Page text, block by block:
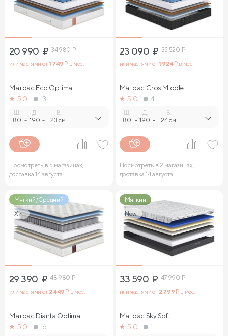
20 990 ₽ 34 980₽
или частями от1 749₽ в мес.
Матрас Eco Optima
5.0
13
Ш.
80 -
Д.
190 -
В.
23 см.
Посмотреть в 5 магазинах,
доставка 14 августа
23 090 ₽ 35 520₽
или частями от1 924₽ в мес.
Матрас Gros Middle
5.0
4
Ш.
80 -
Д.
190 -
В.
24 см.
Посмотреть в 2 магазинах,
доставка 14 августа
Мягкий/Средний
Хит
29 390 ₽ 48 980₽
или частями от 2 449₽ в мес.
Матрас Dianta Optima
5.0
16
Мягкий
New
33 590 ₽ 47 990₽
или частями от2 799₽ в мес.
Матрас Sky Soft
5.0
1